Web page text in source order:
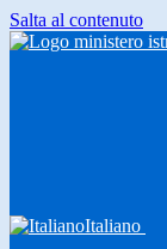
Salta al contenuto
Italiano